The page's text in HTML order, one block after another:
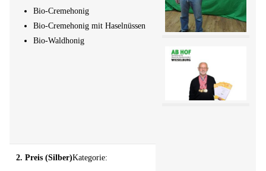
Bio-Cremehonig
Bio-Cremehonig mit Haselnüssen
Bio-Waldhonig
2. Preis (Silber)Kategorie: